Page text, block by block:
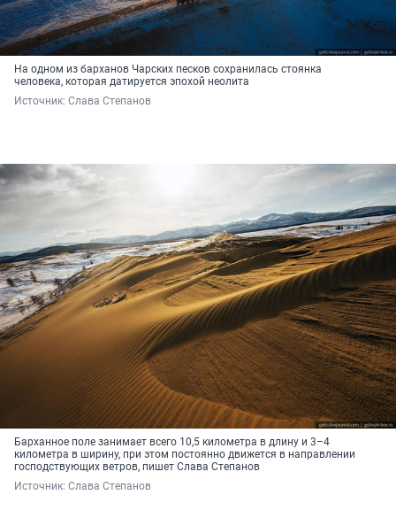
На одном из барханов Чарских песков сохранилась стоянка
человека, которая датируется эпохой неолита
Источник: Слава Степанов
Барханное поле занимает всего 10,5 километра в длину и 3–4
километра в ширину, при этом постоянно движется в направлении
господствующих ветров, пишет Слава Степанов
Источник: Слава Степанов